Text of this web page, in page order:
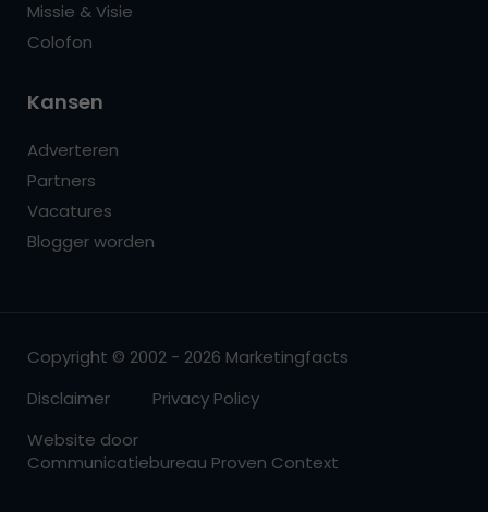
Missie & Visie
Colofon
Kansen
Adverteren
Partners
Vacatures
Blogger worden
Copyright © 2002 - 2026 Marketingfacts
Disclaimer
Privacy Policy
Website door
Communicatiebureau Proven Context